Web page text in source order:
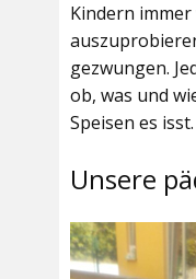
Kindern immer
gezwungen.
ob, was und
Speisen es isst.
Unsere